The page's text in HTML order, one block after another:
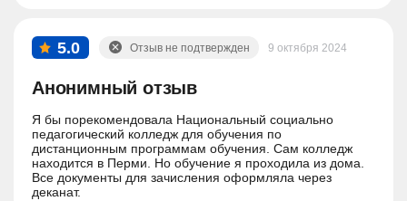
все решаемо если чуть-чуть напрячься. Спасибо,
прекрасный опыт!
5.0
Анонимный отзыв
9 октября 2024
Отзыв не подтвержден
Я бы порекомендовала Национальный социально
педагогический колледж для обучения по
дистанционным программам обучения. Сам колледж
находится в Перми. Но обучение я проходила из дома.
Все документы для зачисления оформляла через
деканат.